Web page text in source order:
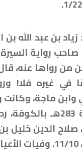
بن عبد الله
رواية
رواها عنه،
في غيره فلا!
ماجة،
المذكور في سنة 283هـ
صلاح الدين خليل